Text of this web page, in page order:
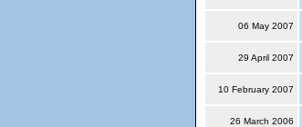
06 May 2007
29 April 2007
10 February 2007
26 March 2006